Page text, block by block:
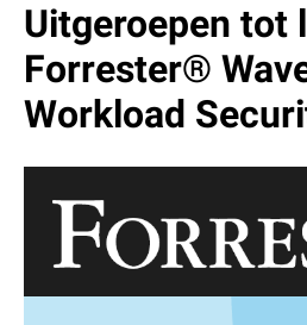
Uitgeroepen tot
Forrester®
Workload